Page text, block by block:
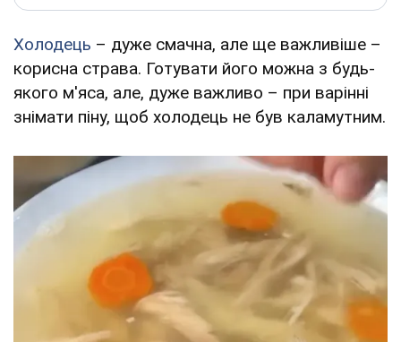
Холодець – дуже смачна, але ще важливіше –
корисна страва. Готувати його можна з будь-
якого м'яса, але, дуже важливо – при варінні
знімати піну, щоб холодець не був каламутним.